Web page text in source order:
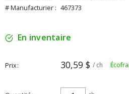
# Manufacturier : 467373
En inventaire
Prix 30,59 $ / ch